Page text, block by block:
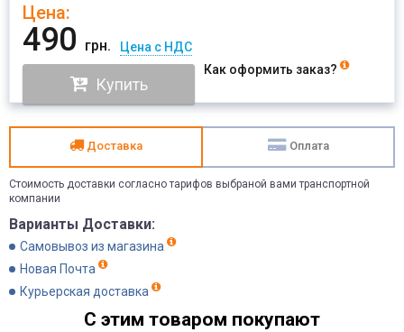
Цена:
490 грн. Цена с НДС
Купить
Как оформить заказ?
Доставка Оплата
Стоимость доставки согласно тарифов выбраной вами транспортной
компании
Варианты Доставки:
Самовывоз из магазина
Новая Почта
Курьерская доставка
С этим товаром покупают